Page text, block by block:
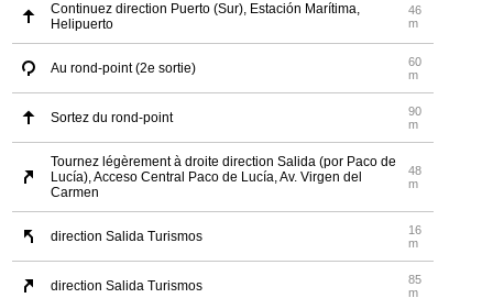
Continuez direction Puerto (Sur), Estación Marítima,
Helipuerto
46
m
Au rond-point (2e sortie)
60
m
Sortez du rond-point
90
m
Tournez légèrement à droite direction Salida (por Paco de
Lucía), Acceso Central Paco de Lucía, Av. Virgen del
Carmen
48
m
direction Salida Turismos
16
m
direction Salida Turismos
85
m